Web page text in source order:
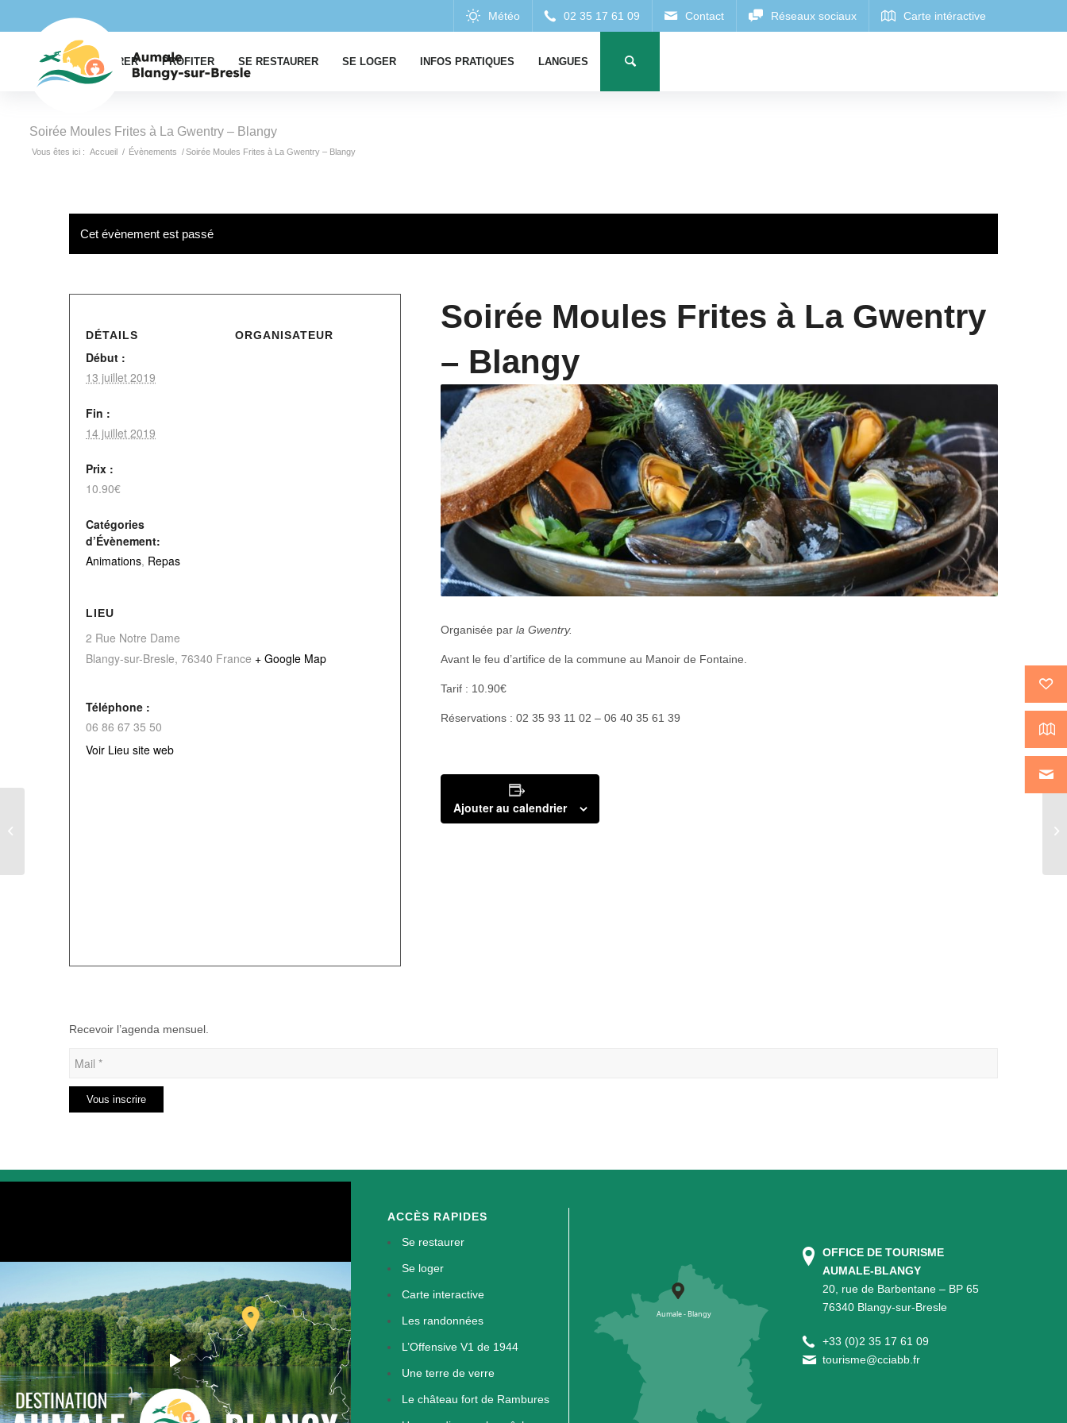
EXPLORER PROFITER SE RESTAURER SE LOGER INFOS PRATIQUES LANGUES
Soirée Moules Frites à La Gwentry – Blangy
Vous êtes ici : Accueil / Évènements /Soirée Moules Frites à La Gwentry – Blangy
Cet évènement est passé
Soirée Moules Frites à La Gwentry
– Blangy
Organisée par la Gwentry.
Avant le feu d’artifice de la commune au Manoir de Fontaine.
Tarif : 10.90€
Réservations : 02 35 93 11 02 – 06 40 35 61 39
Ajouter au calendrier
DÉTAILS
Début :
13 juillet 2019
Fin :
14 juillet 2019
Prix :
10.90€
Catégories
d’Évènement:
Animations, Repas
ORGANISATEUR
LIEU
2 Rue Notre Dame
Blangy-sur-Bresle, 76340 France + Google Map
Téléphone :
06 86 67 35 50
Voir Lieu site web
Recevoir l’agenda mensuel.
ACCÈS RAPIDES
Se restaurer
Se loger
Carte interactive
Les randonnées
L’Offensive V1 de 1944
Une terre de verre
Le château fort de Rambures
OFFICE DE TOURISME
AUMALE-BLANGY
20, rue de Barbentane – BP 65
76340 Blangy-sur-Bresle
+33 (0)2 35 17 61 09
tourisme@cciabb.fr